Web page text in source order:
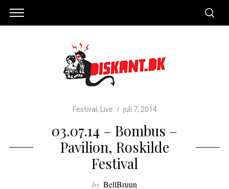
Festival , Live juli 7, 2014
03.07.14 – Bombus –
Pavilion, Roskilde
Festival
by BellBruun